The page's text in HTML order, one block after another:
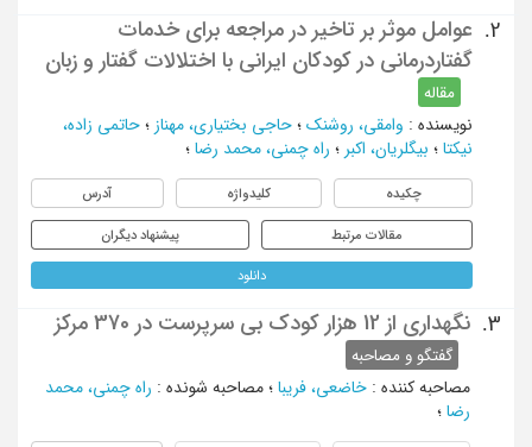
2.
عوامل موثر بر تاخير در مراجعه برای خدمات
گفتاردرمانی در كودكان ايرانی با اختلالات گفتار و زبان
مقاله
نویسنده : وامقی، روشنک ؛ حاجی بختیاری، مهناز ؛ حاتمی زاده،
نیکتا ؛ بیگلریان، اکبر ؛ راه چمنی، محمد رضا ؛
چکیده کلیدواژه آدرس
مقالات مرتبط پیشنهاد دیگران
دانلود
3. نگهداری از 12 هزار کودک بی سرپرست در 370 مرکز
گفتگو و مصاحبه
مصاحبه کننده : خاضعی، فریبا ؛ مصاحبه شونده : راه چمنی، محمد
رضا ؛